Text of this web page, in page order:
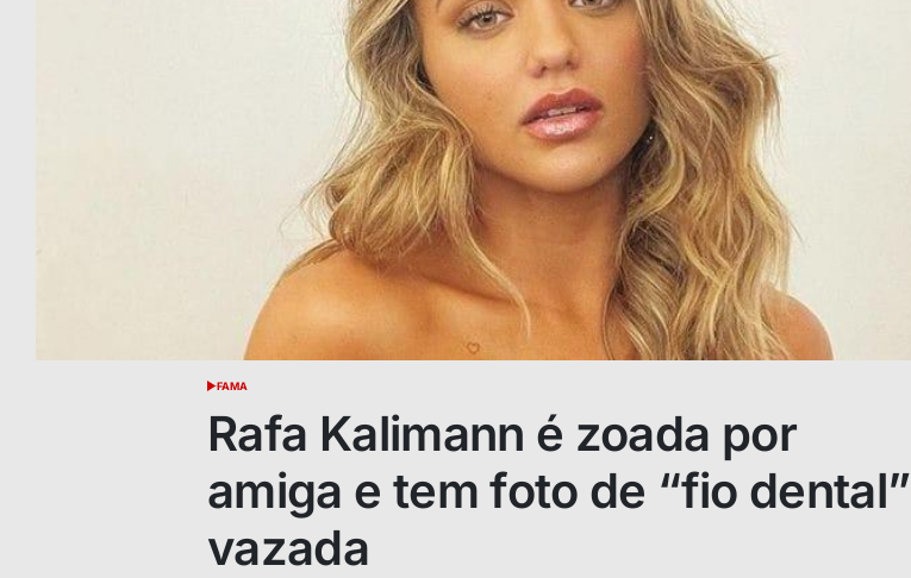
POSTED
FAMA
Rafa Kalimann é zoada por
amiga e tem foto de “fio dental”
vazada